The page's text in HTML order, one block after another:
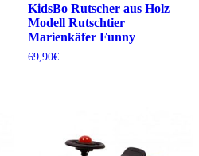
KidsBo Rutscher aus Holz
Modell Rutschtier
Marienkäfer Funny
69,90€